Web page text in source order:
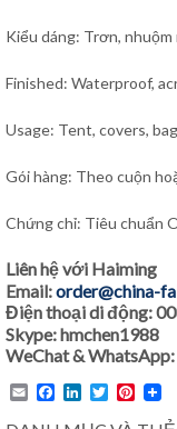
Kiểu dáng: Trơn, nhuộm
Finished: Waterproof,
Usage: Tent, covers,
Gói hàng: Theo cuộn
Chứng chỉ: Tiêu chuẩn
Liên hệ với Haiming
Email:order@china-
Điện thoại di động:
Skype: hmchen1988
WeChat &
EmailFacebook
LinkedIn
Twitter